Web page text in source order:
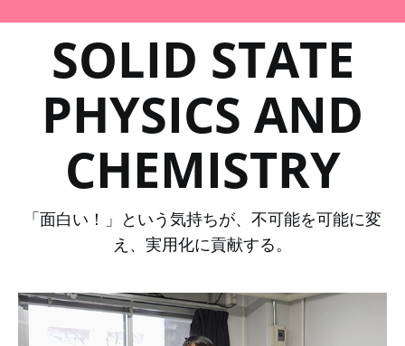
SOLID STATE
PHYSICS AND
CHEMISTRY
「面白い！」という気持ちが、不可能を可能に変
え、実用化に貢献する。